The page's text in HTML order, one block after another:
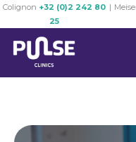
Skip
to
content
Colignon +32 (0)2 242 80
25
|